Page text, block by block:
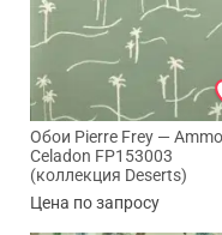
Обои Pierre Frey —
Celadon FP153003
(коллекция Deserts)
Цена по запросу
Max
Telegram